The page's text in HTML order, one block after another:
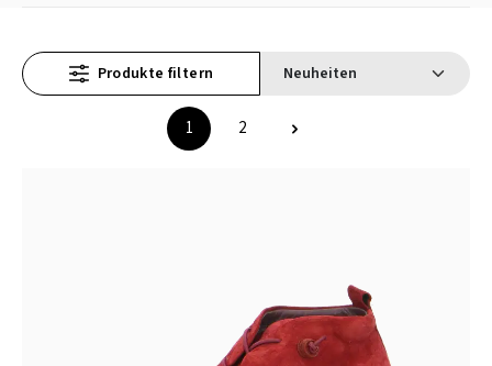
Seite
1 Seite
2
Produkte filtern